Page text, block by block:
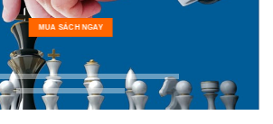
MUA SÁCH NGAY